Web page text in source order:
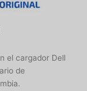
el cargador Dell
de